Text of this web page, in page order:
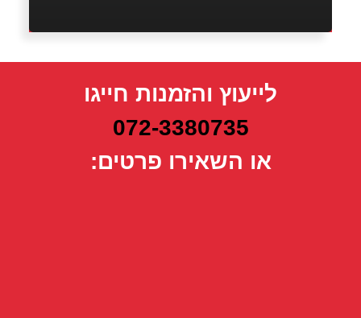
לייעוץ והזמנות חייגו
072-3380735
או השאירו פרטים: